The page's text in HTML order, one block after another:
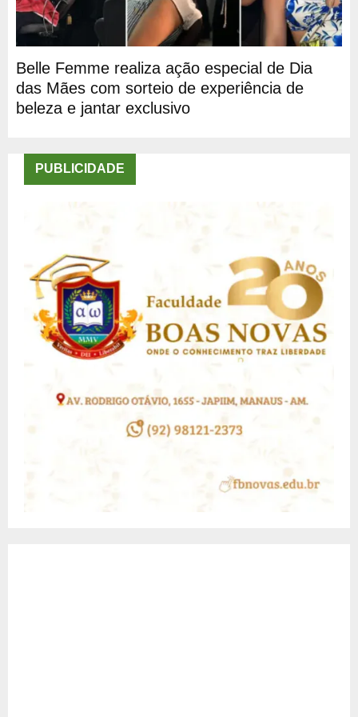
Belle Femme realiza ação especial de Dia
das Mães com sorteio de experiência de
beleza e jantar exclusivo
PUBLICIDADE